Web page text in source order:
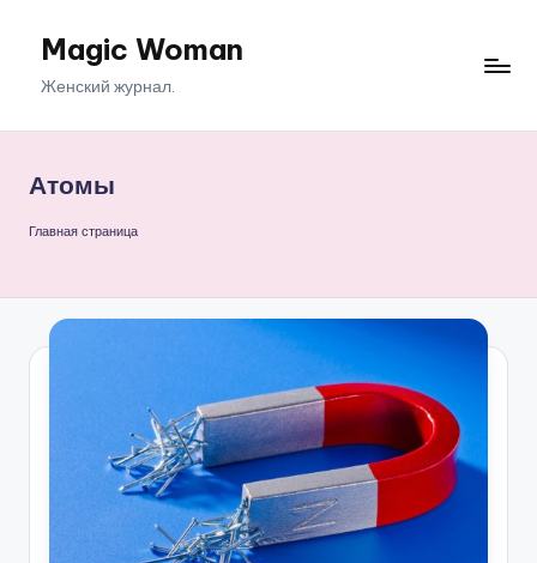
ПерейтиMagic Woman
Женский журнал.
Атомы
Главная страница